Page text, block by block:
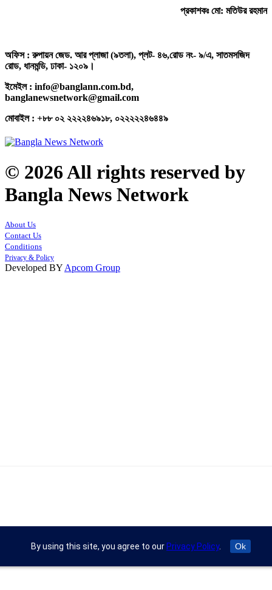
প্রকাশকঃ মো: মতিউর রহমান
অফিস : রুপায়ন জেড. আর প্লাজা (৯তলা), প্লট- ৪৬,রোড নং- ৯/এ, সাতমসজিদ
রোড, ধানমন্ডি, ঢাকা- ১২০৯।
ইমেইল : info@banglann.com.bd,
banglanewsnetwork@gmail.com
মোবাইল : +৮৮ ০২ ২২২২৪৬৯১৮, ০২২২২২৪৬৪৪৯
© 2026 All rights reserved by
Bangla News Network
About Us
Contact Us
Conditions
Privacy & Policy
Developed BY Apcom Group
By using this site, you agree to our Privacy Policy. Ok